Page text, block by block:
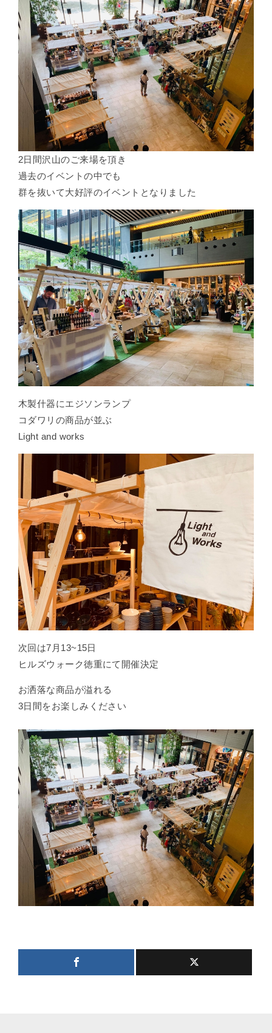
2日間沢山のご来場を頂き
過去のイベントの中でも
群を抜いて大好評のイベントとなりました
木製什器にエジソンランプ
コダワリの商品が並ぶ
Light and works
次回は7月13~15日
ヒルズウォーク徳重にて開催決定
お洒落な商品が溢れる
3日間をお楽しみください